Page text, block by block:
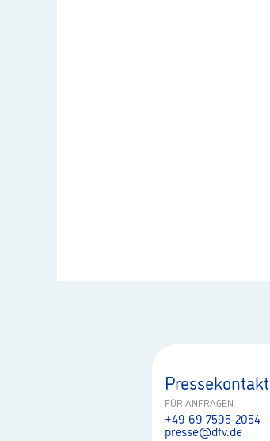
Pressekontakt
FÜR ANFRAGEN
+49 69 7595-2054
presse@dfv.de